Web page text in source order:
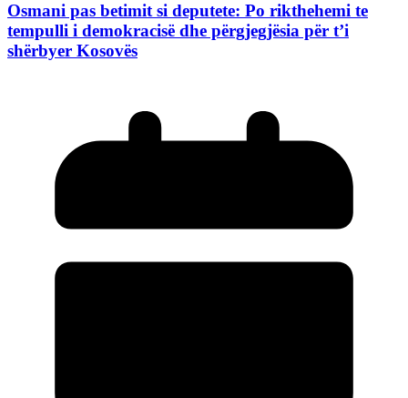
Osmani pas betimit si deputete: Po rikthehemi te
tempulli i demokracisë dhe përgjegjësia për t’i
shërbyer Kosovës